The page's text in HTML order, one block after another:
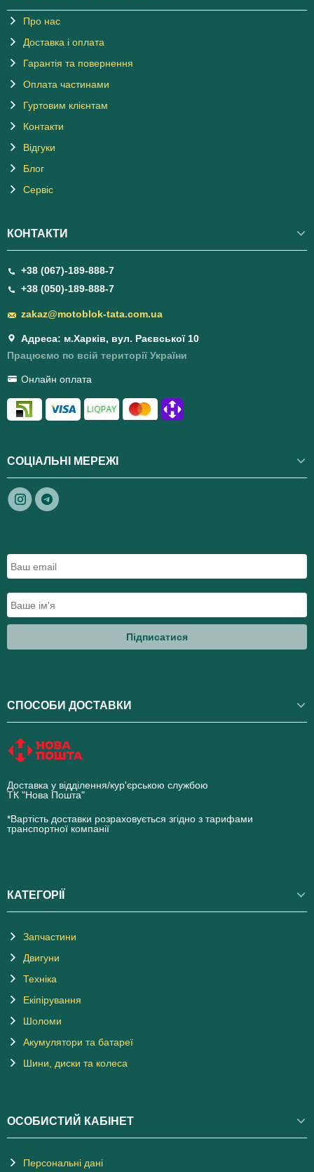
Про нас
Доставка і оплата
Гарантія та повернення
Оплата частинами
Гуртовим клієнтам
Контакти
Відгуки
Блог
Сервіс
КОНТАКТИ
+38 (067)-189-888-7
+38 (050)-189-888-7
zakaz@motoblok-tata.com.ua
Адреса: м.Харків, вул. Раєвської 10
Працюємо по всій території України
Онлайн оплата
СОЦІАЛЬНІ МЕРЕЖІ
Підписатися
СПОСОБИ ДОСТАВКИ
Доставка у відділення/кур'єрською службою
ТК "Нова Пошта"
*Вартість доставки розраховується згідно з тарифами
транспортної компанії
КАТЕГОРІЇ
Запчастини
Двигуни
Техніка
Екіпірування
Шоломи
Акумулятори та батареї
Шини, диски та колеса
ОСОБИСТИЙ КАБІНЕТ
Персональні дані